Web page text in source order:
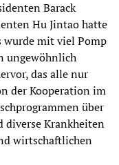
Barack
Hu Jintao hatte
wurde mit viel Pomp
ungewöhnlich
das alle nur
der Kooperation im
über
diverse Krankheiten
wirtschaftlichen